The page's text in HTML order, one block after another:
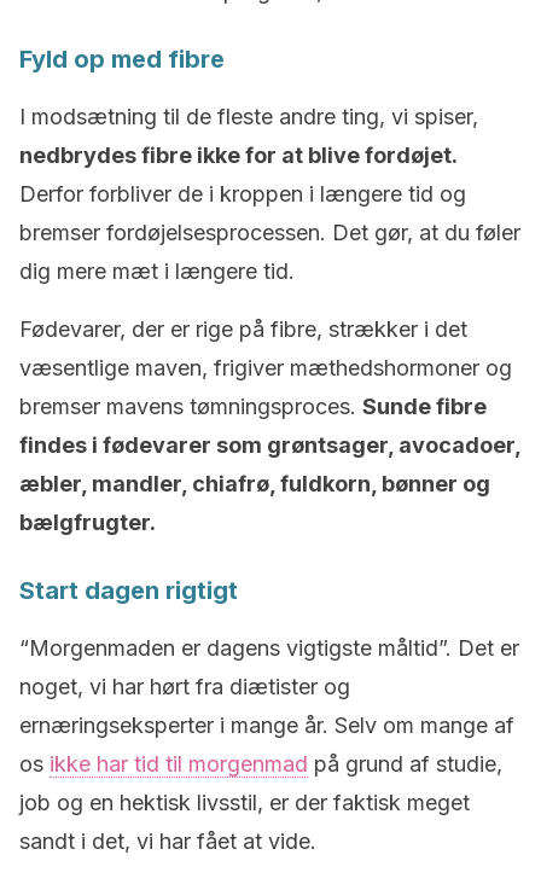
Fyld op med fibre
I modsætning til de fleste andre ting, vi spiser,
nedbrydes fibre ikke for at blive fordøjet.
Derfor forbliver de i kroppen i længere tid og
bremser fordøjelsesprocessen. Det gør, at du føler
dig mere mæt i længere tid.
Fødevarer, der er rige på fibre, strækker i det
væsentlige maven, frigiver mæthedshormoner og
bremser mavens tømningsproces. Sunde fibre
findes i fødevarer som grøntsager, avocadoer,
æbler, mandler, chiafrø, fuldkorn, bønner og
bælgfrugter.
Start dagen rigtigt
“Morgenmaden er dagens vigtigste måltid”. Det er
noget, vi har hørt fra diætister og
ernæringseksperter i mange år. Selv om mange af
os ikke har tid til morgenmad på grund af studie,
job og en hektisk livsstil, er der faktisk meget
sandt i det, vi har fået at vide.